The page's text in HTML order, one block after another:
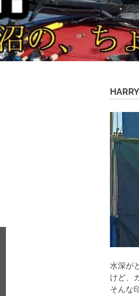
水深が
けど、
そんな